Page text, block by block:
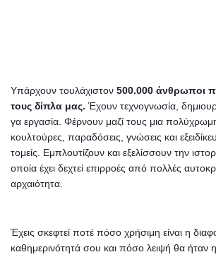
Υπάρχουν τουλάχιστον 500.000 άνθρωποι
τους δίπλα μας. Έχουν τεχνογνωσία,
γα εργασία. Φέρνουν μαζί τους μια
κουλτούρες, παραδόσεις, γνώσεις και
τομείς. Εμπλουτίζουν και εξελίσσουν την
οποία έχει δεχτεί επιρροές από πολλές
αρχαιότητα.
Έχεις σκεφτεί ποτέ πόσο χρήσιμη είναι η
καθημερινότητά σου και πόσο λειψή θα ήταν